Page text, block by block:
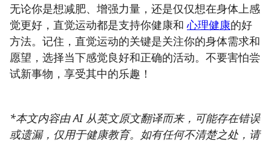
无论你是想减肥、增强力量，还是仅仅想在身体上感
觉更好，直觉运动都是支持你健康和心理健康的好
方法。记住，直觉运动的关键是关注你的身体需求和
愿望，选择当下感觉良好和正确的活动。不要害怕尝
试新事物，享受其中的乐趣！
*本文内容由 AI 从英文原文翻译而来，可能存在错误
或遗漏，仅用于健康教育。如有任何不清楚之处，请